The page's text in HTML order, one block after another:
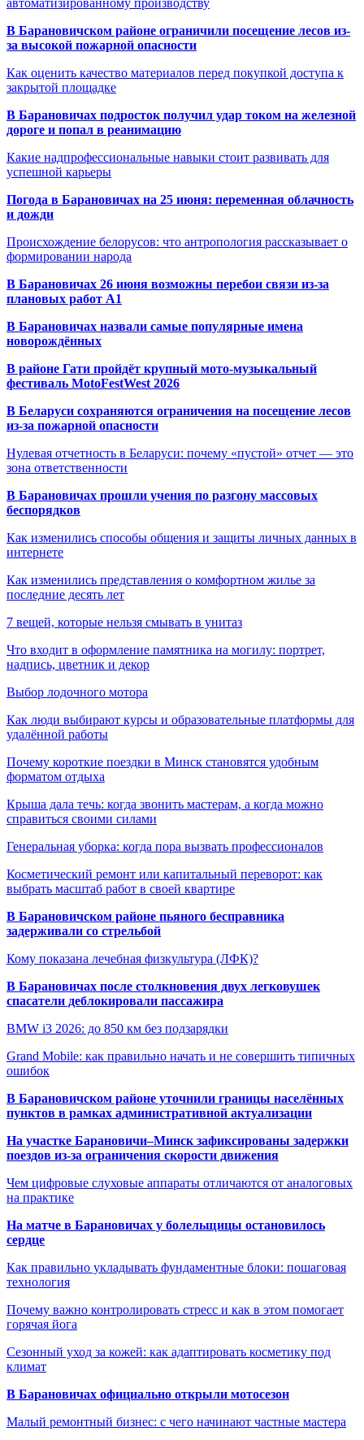
В Барановичском районе ограничили посещение лесов из-
за высокой пожарной опасности
Как оценить качество материалов перед покупкой доступа к
закрытой площадке
В Барановичах подросток получил удар током на железной
дороге и попал в реанимацию
Какие надпрофессиональные навыки стоит развивать для
успешной карьеры
Погода в Барановичах на 25 июня: переменная облачность
и дожди
Происхождение белорусов: что антропология рассказывает о
формировании народа
В Барановичах 26 июня возможны перебои связи из-за
плановых работ A1
В Барановичах назвали самые популярные имена
новорождённых
В районе Гати пройдёт крупный мото-музыкальный
фестиваль MotoFestWest 2026
В Беларуси сохраняются ограничения на посещение лесов
из-за пожарной опасности
Нулевая отчетность в Беларуси: почему «пустой» отчет — это
зона ответственности
В Барановичах прошли учения по разгону массовых
беспорядков
Как изменились способы общения и защиты личных данных в
интернете
Как изменились представления о комфортном жилье за
последние десять лет
7 вещей, которые нельзя смывать в унитаз
Что входит в оформление памятника на могилу: портрет,
надпись, цветник и декор
Выбор лодочного мотора
Как люди выбирают курсы и образовательные платформы для
удалённой работы
Почему короткие поездки в Минск становятся удобным
форматом отдыха
Крыша дала течь: когда звонить мастерам, а когда можно
справиться своими силами
Генеральная уборка: когда пора вызвать профессионалов
Косметический ремонт или капитальный переворот: как
выбрать масштаб работ в своей квартире
В Барановичском районе пьяного бесправника
задерживали со стрельбой
Кому показана лечебная физкультура (ЛФК)?
В Барановичах после столкновения двух легковушек
спасатели деблокировали пассажира
BMW i3 2026: до 850 км без подзарядки
Grand Mobile: как правильно начать и не совершить типичных
ошибок
В Барановичском районе уточнили границы населённых
пунктов в рамках административной актуализации
На участке Барановичи–Минск зафиксированы задержки
поездов из-за ограничения скорости движения
Чем цифровые слуховые аппараты отличаются от аналоговых
на практике
На матче в Барановичах у болельщицы остановилось
сердце
Как правильно укладывать фундаментные блоки: пошаговая
технология
Почему важно контролировать стресс и как в этом помогает
горячая йога
Сезонный уход за кожей: как адаптировать косметику под
климат
В Барановичах официально открыли мотосезон
Малый ремонтный бизнес: с чего начинают частные мастера